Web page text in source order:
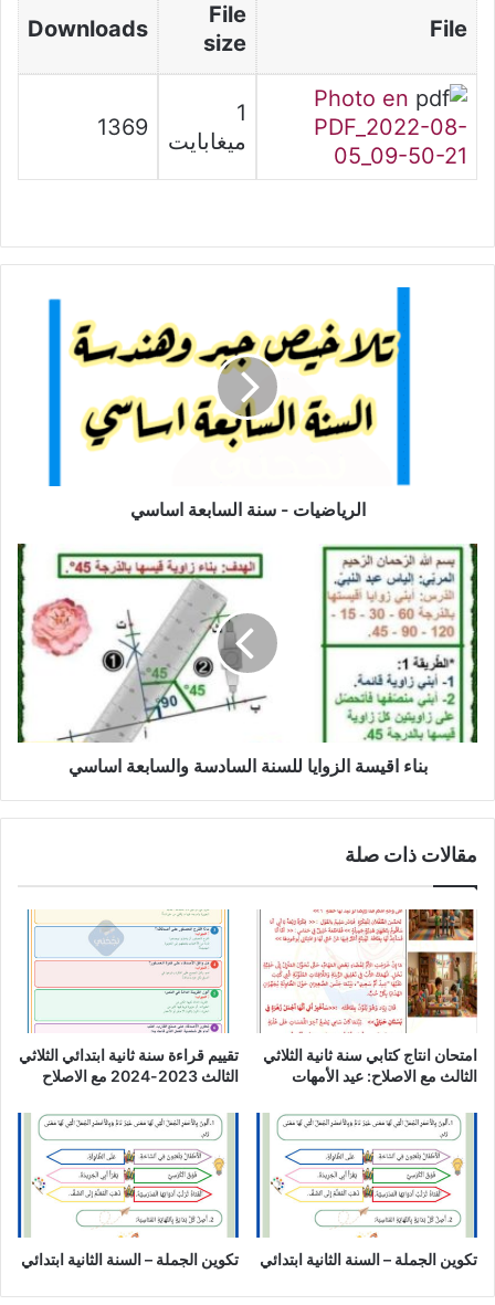
File
File
size
Downloads
Photo en
PDF_2022-08-
05_09-50-21
1
ميغابايت
1369
الرياضيات - سنة السابعة اساسي
بناء
اقيسة
الزوايا
للسنة
السادسة
والسابعة
اساسي
بناء اقيسة الزوايا للسنة السادسة والسابعة اساسي
مقالات ذات صلة
امتحان انتاج كتابي سنة ثانية الثلاثي
الثالث مع الاصلاح: عيد الأمهات
تقييم قراءة سنة ثانية ابتدائي الثلاثي
الثالث 2023-2024 مع الاصلاح
تكوين الجملة – السنة الثانية ابتدائي تكوين الجملة – السنة الثانية ابتدائي